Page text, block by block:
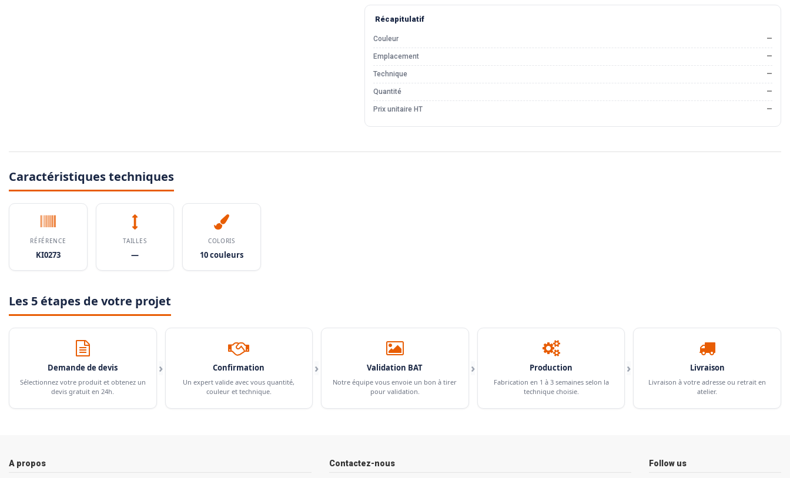
Récapitulatif
Couleur —
Emplacement —
Technique —
Quantité —
Prix unitaire HT —
Caractéristiques techniques
RÉFÉRENCE
KI0273
TAILLES
—
COLORIS
10 couleurs
Les 5 étapes de votre projet
Demande de devis
Sélectionnez votre produit et obtenez un
devis gratuit en 24h.
› Confirmation
Un expert valide avec vous quantité,
couleur et technique.
› Validation BAT
Notre équipe vous envoie un bon à tirer
pour validation.
› Production
Fabrication en 1 à 3 semaines selon la
technique choisie.
› Livraison
Livraison à votre adresse ou retrait en
atelier.
A propos Contactez-nous Follow us